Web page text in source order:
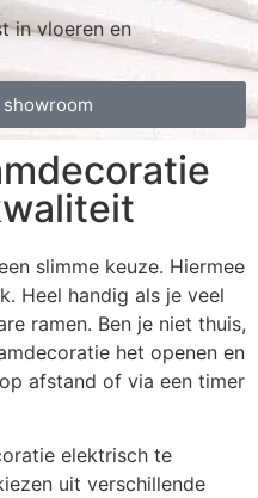
in vloeren en
slimme keuze. Hiermee
Heel handig als je veel
ramen. Ben je niet thuis,
het openen en
afstand of via een timer
elektrisch te
uit verschillende